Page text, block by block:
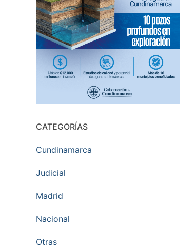
CATEGORÍAS
Cundinamarca
Judicial
Madrid
Nacional
Otras